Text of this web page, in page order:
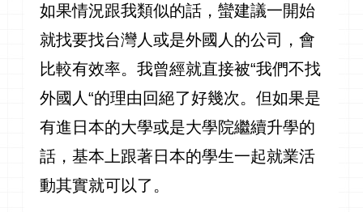
如果情況跟我類似的話，蠻建議一開始
就找要找台灣人或是外國人的公司，會
比較有效率。我曾經就直接被“我們不找
外國人“的理由回絕了好幾次。但如果是
有進日本的大學或是大學院繼續升學的
話，基本上跟著日本的學生一起就業活
動其實就可以了。